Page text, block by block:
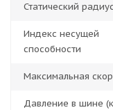
Статический радиус
Индекс несущей
способности
Максимальная
Давление в шине